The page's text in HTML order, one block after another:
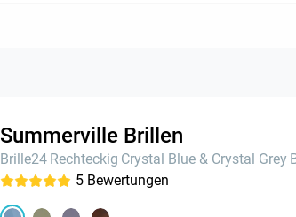
Summerville Brillen
Brille24 Rechteckig Crystal Blue & Crystal Grey
5 Bewertungen